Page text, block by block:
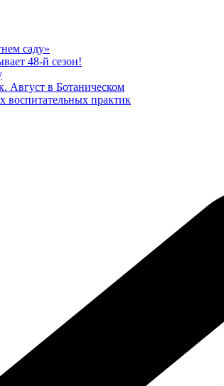
саду»
48-й сезон!
Август в Ботаническом
воспитательных практик